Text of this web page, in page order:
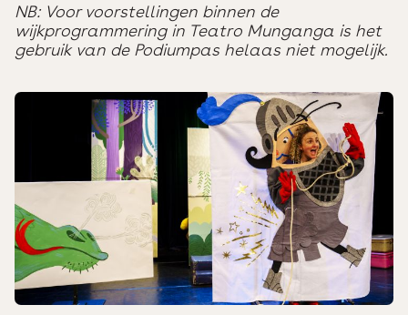
NB: Voor voorstellingen binnen de
wijkprogrammering in Teatro Munganga is het
gebruik van de Podiumpas helaas niet mogelijk.